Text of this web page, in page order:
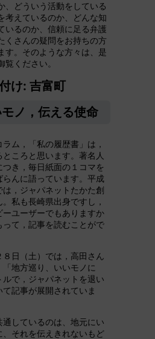
、どういう活動をしている
考えているのか、どんな知
いるのか、信頼に足る弁護
くさんの疑問をお持ちの方
す。そのような方々は、是
ください。
け: 吉富町
ノ，伝える使命
ム，「私の履歴書」は，
ころと思います。著名人
つき，毎日紙面の１コマを
らんに語っています。平成
は，ジャパネットたかた創
私も長崎県出身ですし，
ユーザーでもありますか
って，記事を読むことがで
日（土）では，高田さん
「地方巡り、いいモノに
で，ジャパネットを退い
記事が展開されていま
通しているのは、地元にい
、それを伝えきれないもど